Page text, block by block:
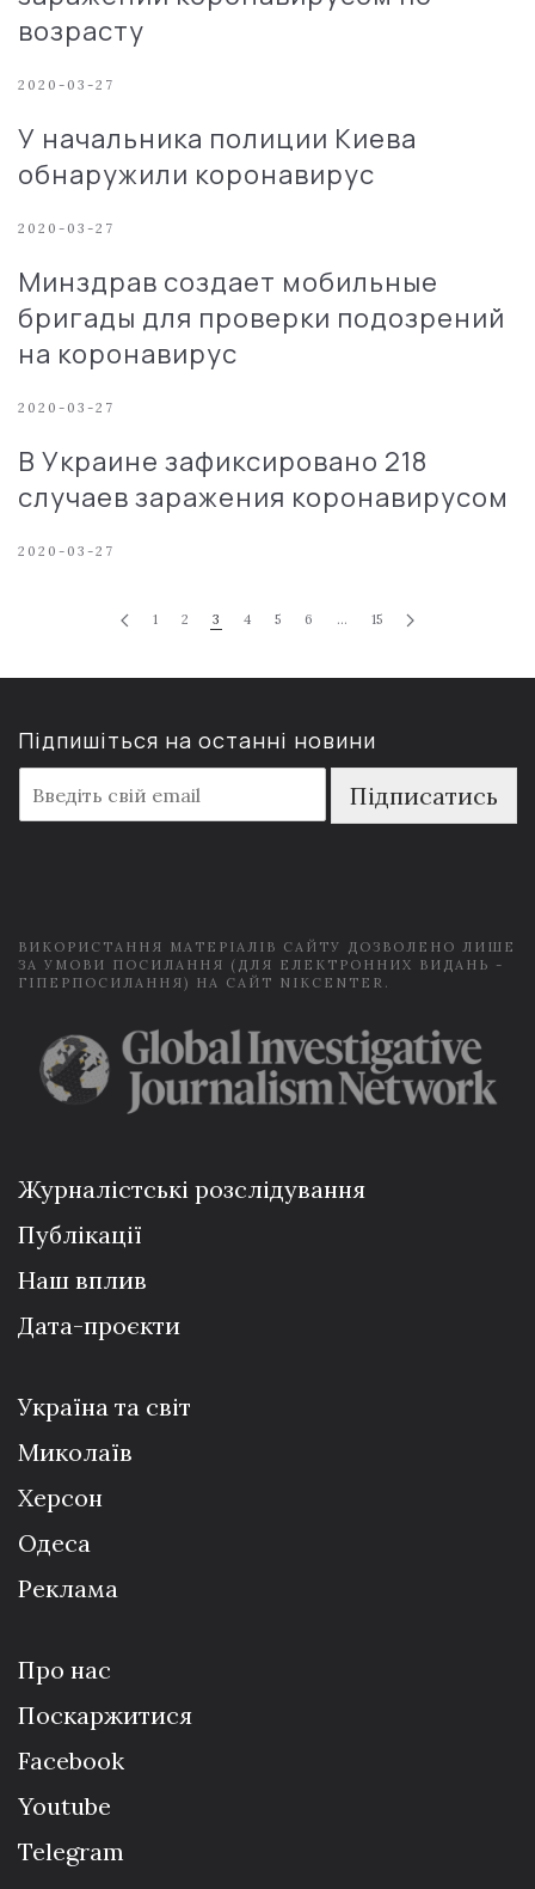
возрасту
2020-03-27
У начальника полиции Киева
обнаружили коронавирус
2020-03-27
Минздрав создает мобильные
бригады для проверки подозрений
на коронавирус
2020-03-27
В Украине зафиксировано 218
случаев заражения коронавирусом
2020-03-27
1 2 3 4 5 6 … 15
Підпишіться на останні новини
m
a
Підписатись
ВИКОРИСТАННЯ МАТЕРІАЛІВ САЙТУ ДОЗВОЛЕНО ЛИШЕ
ЗА УМОВИ ПОСИЛАННЯ (ДЛЯ ЕЛЕКТРОННИХ ВИДАНЬ -
ГІПЕРПОСИЛАННЯ) НА САЙТ NIKCENTER.
Журналістські розслідування
Публікації
Наш вплив
Дата-проєкти
Україна та світ
Миколаїв
Херсон
Одеса
Реклама
Про нас
Поскаржитися
Facebook
Youtube
Telegram